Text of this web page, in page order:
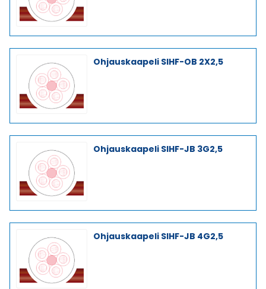
Ohjauskaapeli SIHF-OB 2X2,5
Ohjauskaapeli SIHF-JB 3G2,5
Ohjauskaapeli SIHF-JB 4G2,5